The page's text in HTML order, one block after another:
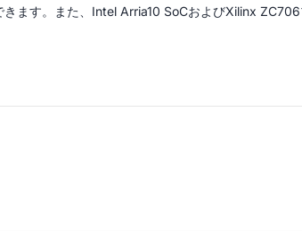
ます。また、Intel Arria10 SoCおよびXilinx ZC706